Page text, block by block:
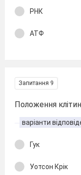
РНК
АТФ
Запитання 9
Положення
варіанти
Гук
Уотсон Крік